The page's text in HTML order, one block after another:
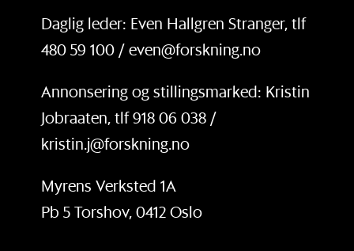
Daglig leder: Even Hallgren Stranger, tlf
480 59 100 / even@forskning.no
Annonsering og stillingsmarked: Kristin
Jobraaten, tlf 918 06 038 /
kristin.j@forskning.no
Myrens Verksted 1A
Pb 5 Torshov, 0412 Oslo